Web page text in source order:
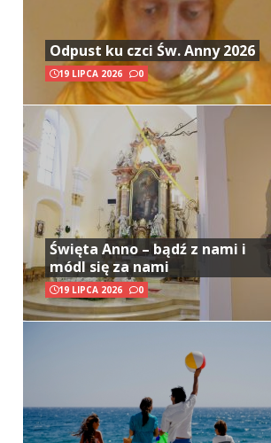
Odpust ku czci Św. Anny 2026
19 LIPCA 2026 0
Święta Anno – bądź z nami i
módl się za nami
19 LIPCA 2026 0